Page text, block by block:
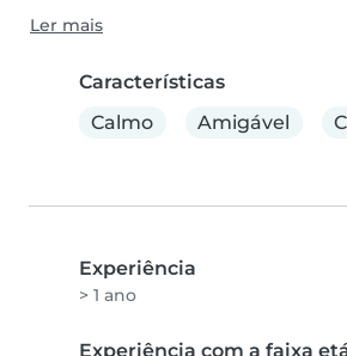
Ler mais
Características
Calmo
Amigável
Experiência
> 1 ano
Experiência com a faixa